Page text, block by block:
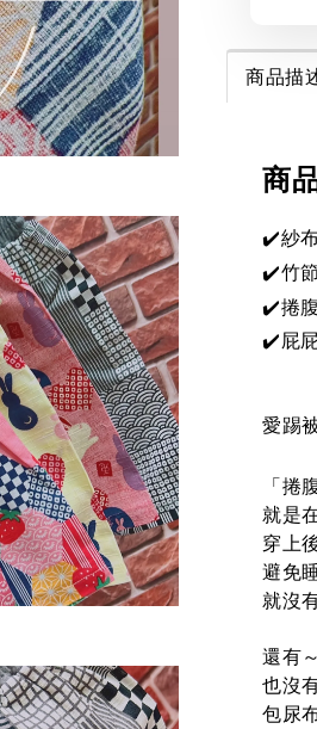
商品描
商
✔️紗
✔️竹
✔️捲
✔️屁
愛踢
「捲
就是
穿上
避免
就沒
還有
也沒
包尿